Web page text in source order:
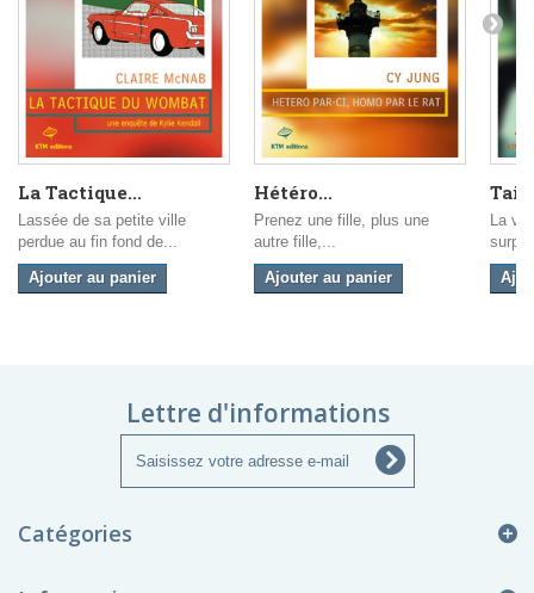
La Tactique...
Lassée de sa petite ville
perdue au fin fond de...
Ajouter au panier
Hétéro...
Prenez une fille, plus une
autre fille,...
Ajouter au panier
La
Lettre d'informations
Catégories